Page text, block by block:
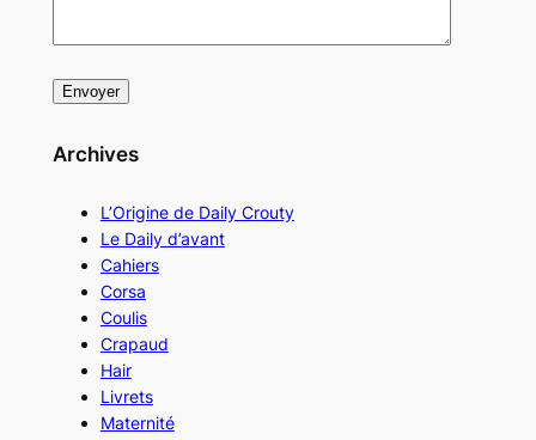
Archives
L’Origine de Daily Crouty
Le Daily d’avant
Cahiers
Corsa
Coulis
Crapaud
Hair
Livrets
Maternité